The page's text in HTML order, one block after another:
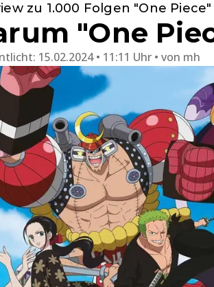
zu 1.000 Folgen "One Piece"
"One
15.02.2024 • 11:11 Uhr von mh